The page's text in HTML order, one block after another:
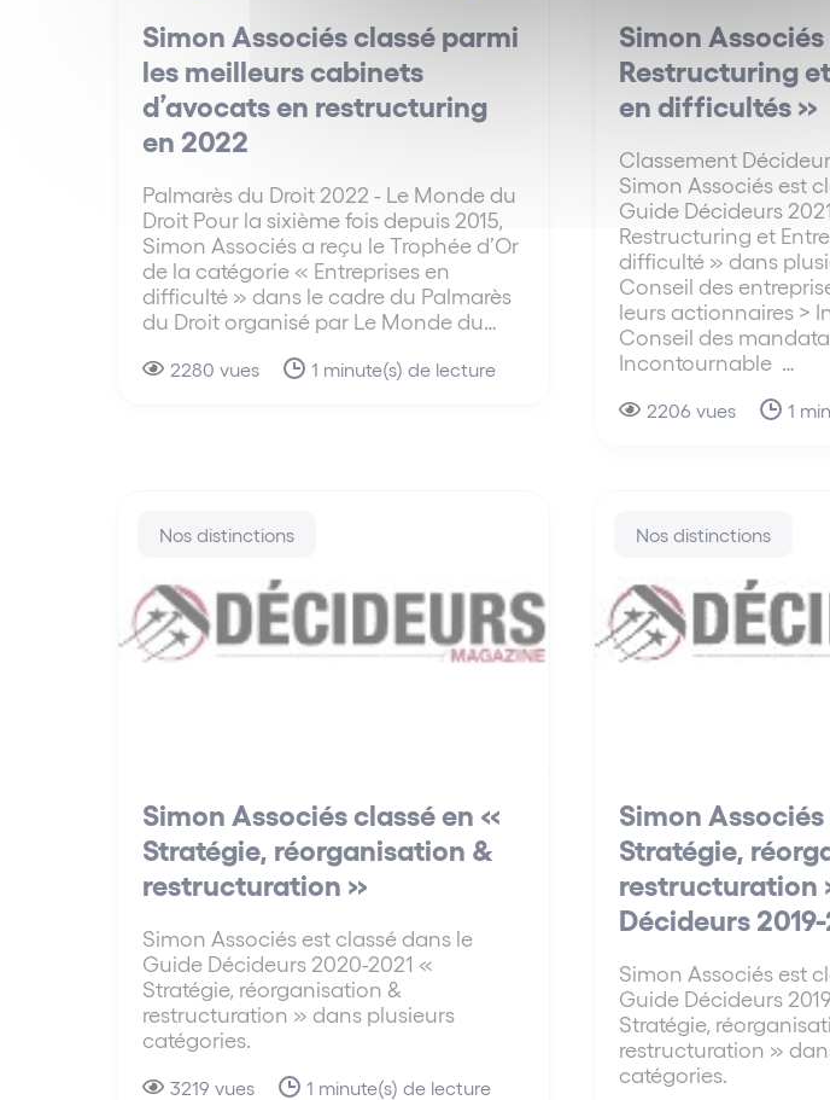
Simon Associés classé parmi
les meilleurs cabinets
d’avocats en restructuring
en 2022
Palmarès du Droit 2022 - Le Monde du
Droit Pour la sixième fois depuis 2015,
Simon Associés a reçu le Trophée d’Or
de la catégorie « Entreprises en
difficulté » dans le cadre du Palmarès
du Droit organisé par Le Monde du…
2280 vues 1 minute(s) de lecture
Simon
Restructuring
en difficultés »
Classement
Simon Associés est
Guide Décideurs
Restructuring et
difficulté » dans
Conseil des
leurs actionnaires >
Conseil des
Incontournable …
2206 vues 1
Nos distinctions
Simon Associés classé en «
Stratégie, réorganisation &
restructuration »
Simon Associés est classé dans le
Guide Décideurs 2020-2021 «
Stratégie, réorganisation &
restructuration » dans plusieurs
catégories.
3219 vues 1 minute(s) de lecture
Nos distinctions
Simon
Stratégie,
restructuration
Décideurs
Simon Associés est
Guide Décideurs
Stratégie,
restructuration »
catégories.